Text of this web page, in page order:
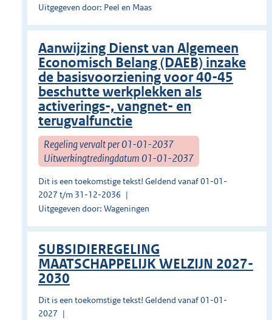
Uitgegeven door: Peel en Maas
Aanwijzing Dienst van Algemeen
Economisch Belang (DAEB) inzake
de basisvoorziening voor 40-45
beschutte werkplekken als
activerings-, vangnet- en
terugvalfunctie
Regeling vervalt per 01-01-2037
Uitwerkingtredingdatum 01-01-2037
Dit is een toekomstige tekst! Geldend vanaf 01-01-
2027 t/m 31-12-2036
Uitgegeven door: Wageningen
SUBSIDIEREGELING
MAATSCHAPPELIJK WELZIJN 2027-
2030
Dit is een toekomstige tekst! Geldend vanaf 01-01-
2027